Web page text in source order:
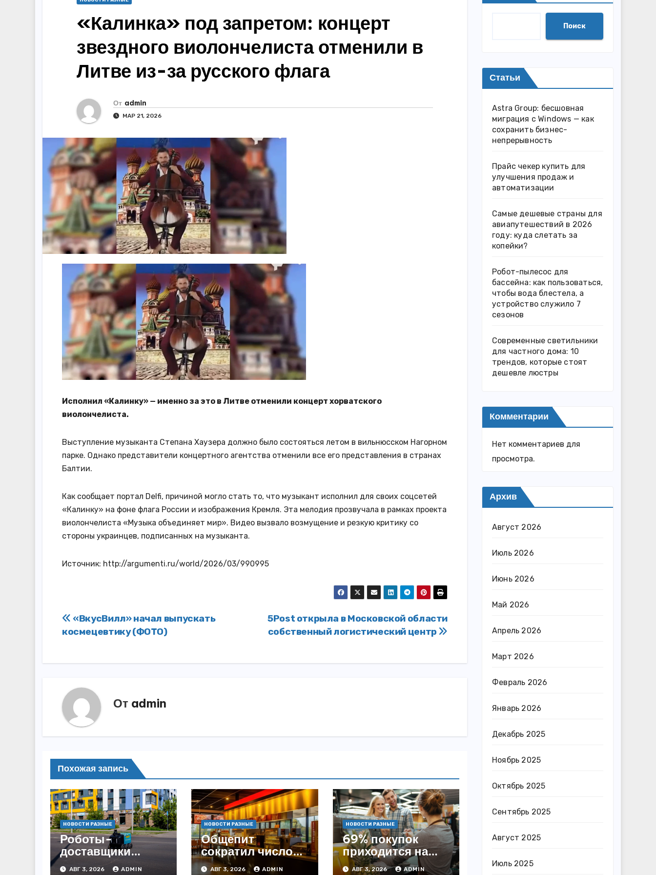
«Калинка» под запретом: концерт
звездного виолончелиста отменили в
Литве из-за русского флага
От admin
МАР 21, 2026
Исполнил «Калинку» — именно за это в Литве отменили концерт хорватского
виолончелиста.
Выступление музыканта Степана Хаузера должно было состояться летом в вильнюсском Нагорном
парке. Однако представители концертного агентства отменили все его представления в странах
Балтии.
Как сообщает портал Delfi, причиной могло стать то, что музыкант исполнил для своих соцсетей
«Калинку» на фоне флага России и изображения Кремля. Эта мелодия прозвучала в рамках проекта
виолончелиста «Музыка объединяет мир». Видео вызвало возмущение и резкую критику со
стороны украинцев, подписанных на музыканта.
Источник: http://argumenti.ru/world/2026/03/990995
Навигация
записям
5Post открыла в Московской области
собственный логистический центр
«ВкусВилл» начал выпускать
космецевтику (ФОТО)
От admin
Похожая запись
НОВОСТИ РАЗНЫЕ
Роботы-
доставщики
«Яндекса»
АВГ 3, 2026 ADMIN
НОВОСТИ РАЗНЫЕ
Общепит
сократил число
заведений на
АВГ 3, 2026 ADMIN
НОВОСТИ РАЗНЫЕ
69% покупок
приходится на
офлайн —
АВГ 3, 2026 ADMIN
Поиск
Статьи
Astra Group: бесшовная
миграция с Windows — как
сохранить бизнес-
непрерывность
Прайс чекер купить для
улучшения продаж и
автоматизации
Самые дешевые страны для
авиапутешествий в 2026
году: куда слетать за
копейки?
Робот-пылесос для
бассейна: как пользоваться,
чтобы вода блестела, а
устройство служило 7
сезонов
Современные светильники
для частного дома: 10
трендов, которые стоят
дешевле люстры
Комментарии
Нет комментариев для
просмотра.
Архив
Август 2026
Июль 2026
Июнь 2026
Май 2026
Апрель 2026
Март 2026
Февраль 2026
Январь 2026
Декабрь 2025
Ноябрь 2025
Октябрь 2025
Сентябрь 2025
Август 2025
Июль 2025